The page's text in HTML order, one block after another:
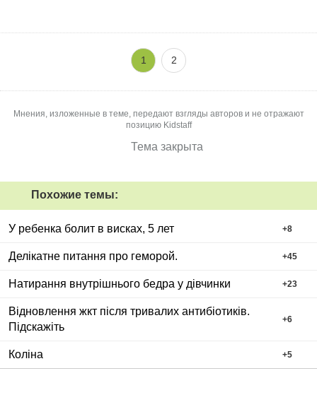
1 2
Мнения, изложенные в теме, передают взгляды авторов и не отражают
позицию Kidstaff
Тема закрыта
Похожие темы:
У ребенка болит в висках, 5 лет +8
Делікатне питання про геморой. +45
Натирання внутрішнього бедра у дівчинки +23
Відновлення жкт після тривалих антибіотиків.
Підскажіть
+6
Коліна +5